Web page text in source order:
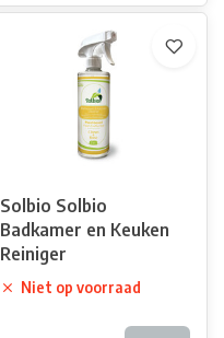
Solbio Solbio
Badkamer en Keuken
Reiniger
Niet op voorraad